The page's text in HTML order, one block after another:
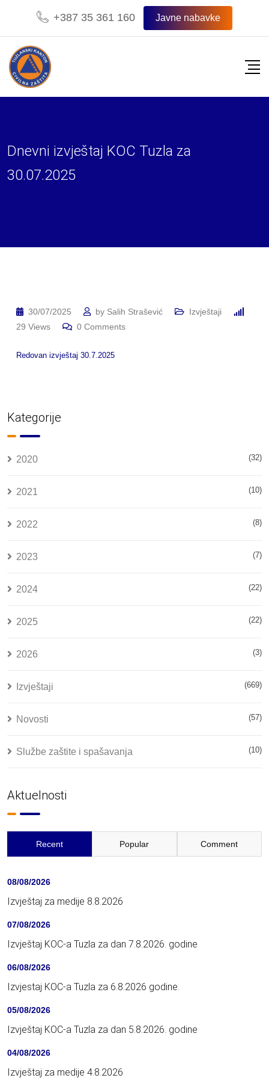
content
+387 35 361 160 Javne nabavke
Dnevni izvještaj KOC Tuzla za
30.07.2025
30/07/2025 by Salih Strašević
Izvještaji
29 Views 0 Comments
Redovan izvještaj 30.7.2025
Kategorije
2020 (32)
2021 (10)
2022 (8)
2023 (7)
2024 (22)
2025 (22)
2026 (3)
Izvještaji (669)
Novosti (57)
Službe zaštite i spašavanja (10)
Aktuelnosti
Recent Popular Comment
08/08/2026
Izvještaj za medije 8.8.2026
07/08/2026
Izvještaj KOC-a Tuzla za dan 7.8.2026. godine
06/08/2026
Izvjestaj KOC-a Tuzla za 6.8.2026 godine.
05/08/2026
Izvještaj KOC-a Tuzla za dan 5.8.2026. godine
04/08/2026
Izvještaj za medije 4.8.2026